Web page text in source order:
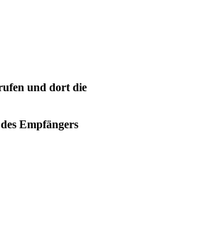
und dort die
Empfängers